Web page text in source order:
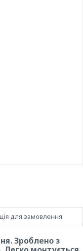
для замовлення
Зроблено з